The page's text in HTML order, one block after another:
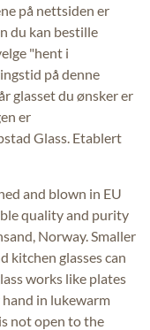
på nettsiden er
du kan bestille
"hent i
på denne
glasset du ønsker er
er
Glass. Etablert
and blown in EU
quality and purity
Norway. Smaller
kitchen glasses can
works like plates
in lukewarm
not open to the